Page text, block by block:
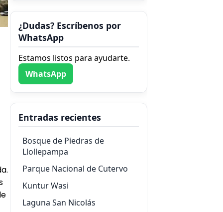
¿Dudas? Escríbenos por
WhatsApp
Estamos listos para ayudarte.
WhatsApp
Entradas recientes
Bosque de Piedras de
Llollepampa
Parque Nacional de Cutervo
Kuntur Wasi
Laguna San Nicolás